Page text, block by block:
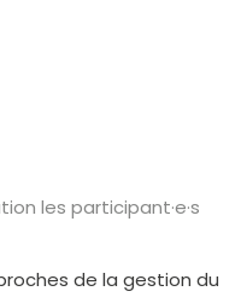
les participant·e·s
de la gestion du